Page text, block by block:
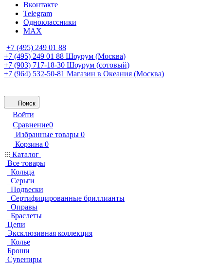
Вконтакте
Telegram
Одноклассники
MAX
+7 (495) 249 01 88
+7 (495) 249 01 88 Шоурум (Москва)
+7 (903) 717-18-30 Шоурум (сотовый)
+7 (964) 532-50-81 Магазин в Океания (Москва)
Поиск
Войти
Сравнение0
Избранные товары 0
Корзина 0
Каталог
Все товары
Кольца
Серьги
Подвески
Сертифицированные бриллианты
Оправы
Браслеты
Цепи
Эксклюзивная коллекция
Колье
Броши
Сувениры